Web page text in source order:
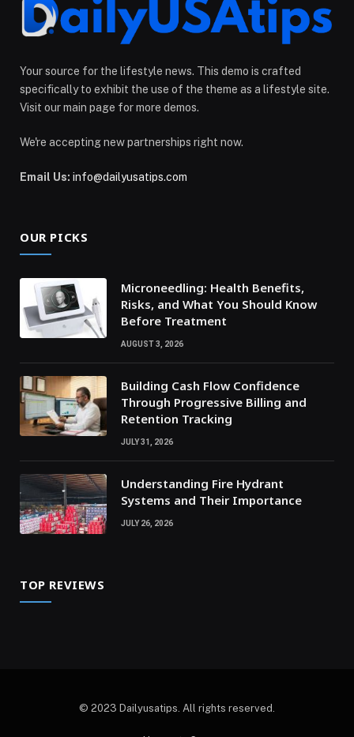
Your source for the lifestyle news. This demo is crafted
specifically to exhibit the use of the theme as a lifestyle site.
Visit our main page for more demos.
We're accepting new partnerships right now.
Email Us: info@dailyusatips.com
OUR PICKS
Microneedling: Health Benefits,
Risks, and What You Should Know
Before Treatment
AUGUST 3, 2026
Building Cash Flow Confidence
Through Progressive Billing and
Retention Tracking
JULY 31, 2026
Understanding Fire Hydrant
Systems and Their Importance
JULY 26, 2026
TOP REVIEWS
© 2023 Dailyusatips. All rights reserved.